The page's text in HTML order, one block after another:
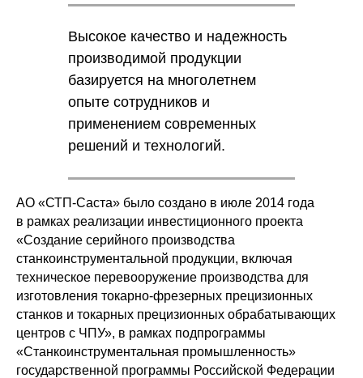
Высокое качество и надежность
производимой продукции
базируется на многолетнем
опыте сотрудников и
применением современных
решений и технологий.
АО «СТП-Саста» было создано в июле 2014 года
в рамках реализации инвестиционного проекта
«Создание серийного производства
станкоинструментальной продукции, включая
техническое перевооружение производства для
изготовления токарно-фрезерных прецизионных
станков и токарных прецизионных обрабатывающих
центров с ЧПУ», в рамках подпрограммы
«Станкоинструментальная промышленность»
государственной программы Российской Федерации